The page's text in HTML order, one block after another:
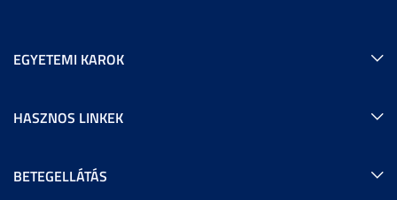
EGYETEMI KAROK
HASZNOS LINKEK
BETEGELLÁTÁS